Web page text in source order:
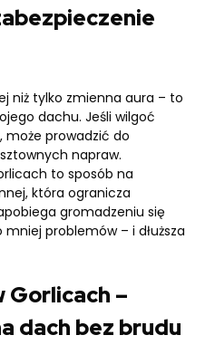
niż tylko zmienna aura – to
dachu. Jeśli wilgoć
może prowadzić do
napraw.
to sposób na
która ogranicza
gromadzeniu się
problemów – i dłuższa
Gorlicach –
dach bez brudu